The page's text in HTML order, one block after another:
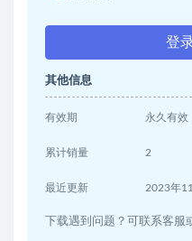
登
其他信息
有效期 永久有效
累计销量 2
最近更新 2023年
下载遇到问题？可联系客服